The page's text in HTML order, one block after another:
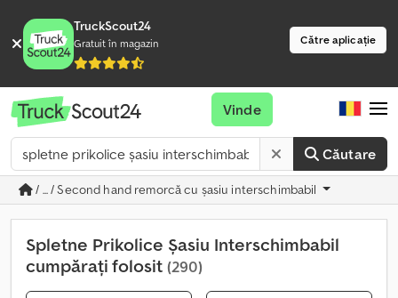
TruckScout24
Gratuit în magazin Către aplicație
Căutare
Vinde
/ ... / Second hand remorcă cu șasiu interschimbabil
Spletne Prikolice Șasiu Interschimbabil
cumpărați folosit (290)